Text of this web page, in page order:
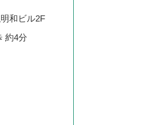
和ビル2F
約4分